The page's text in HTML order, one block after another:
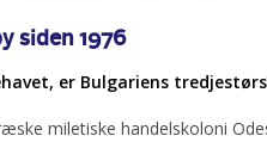
siden 1976
er Bulgariens
miletiske handelskoloni